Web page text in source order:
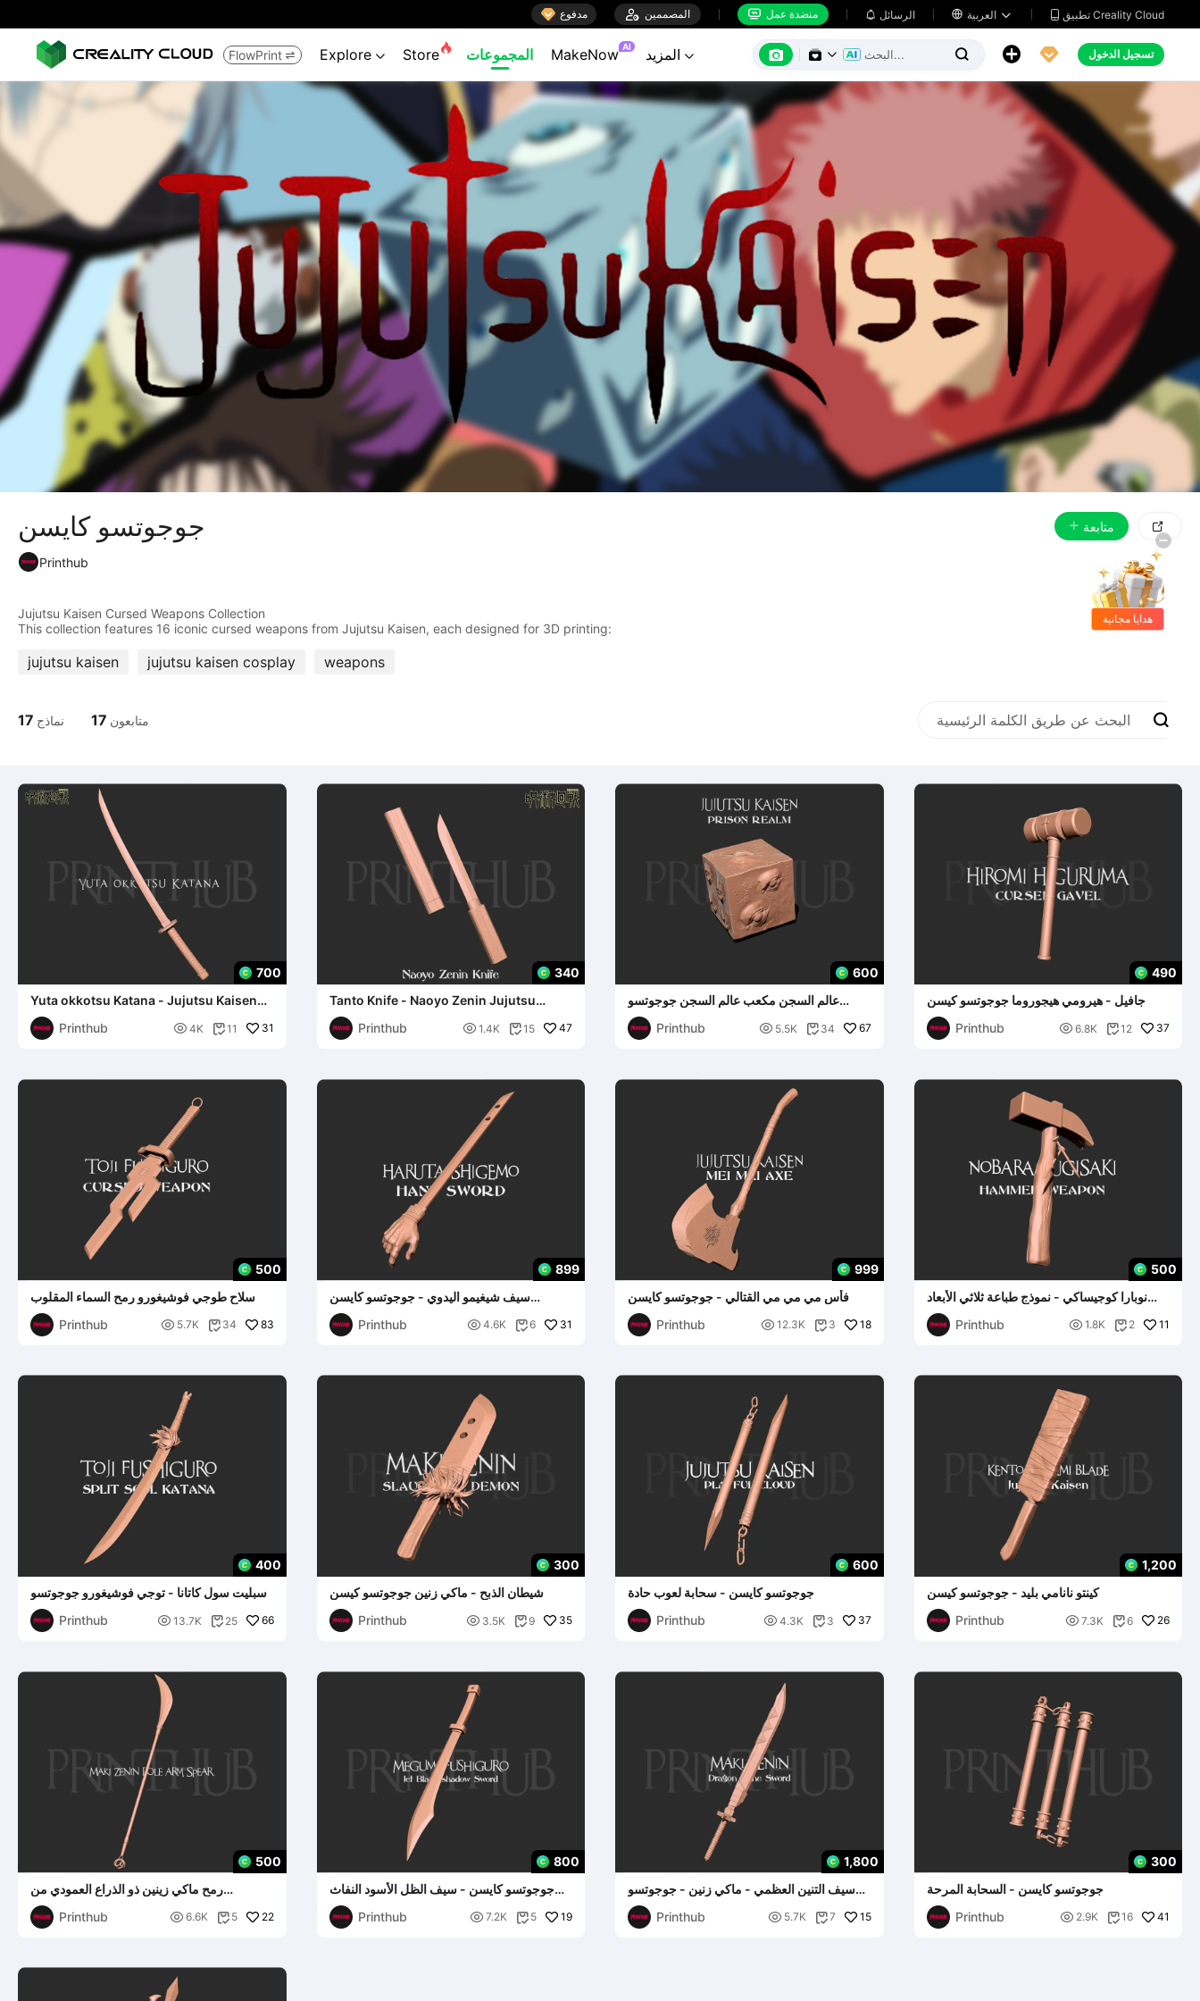
 مدفوع  المصممين  منضدة عمل  الرسائل    تطبيق Creality Cloud
FlowPrint  Explore  Store المجموعات MakeNow AI
      تسجيل الدخول
جوجوتسو كايسن متابعة 
Printhub
Jujutsu Kaisen Cursed Weapons Collection
jujutsu kaisen jujutsu kaisen cosplay weapons
17 نماذج 17 متابعون 
700
Yuta okkotsu Katana - Jujutsu Kaisen
3d print model
Printhub
 4K 11 31
340
Tanto Knife - Naoyo Zenin Jujutsu
Kaisen
Printhub
 1.4K 15 47
600
عالم السجن مكعب عالم السجن جوجوتسو
كيسن
Printhub
 5.5K  34 67
490
جافيل - هيرومي هيجوروما جوجوتسو كيسن
Printhub
 6.8K 12 37
500
سلاح طوجي فوشيغورو رمح السماء المقلوب
Printhub
 5.7K  34 83
899
سيف شيغيمو اليدوي - جوجوتسو كايسن
كوسبلاي
Printhub
 4.6K 6 31
999
فأس مي مي مي القتالي - جوجوتسو كايسن
Printhub
 12.3K  3 18
500
نوبارا كوجيساكي - نموذج طباعة ثلاثي الأبعاد
للمطرقة الملعونة
Printhub
 1.8K  2 11
400
سبليت سول كاتانا - توجي فوشيغورو جوجوتسو
كيسن
Printhub
 13.7K  25 66
300
شيطان الذبح - ماكي زنين جوجوتسو كيسن
Printhub
 3.5K 9 35
600
جوجوتسو كايسن - سحابة لعوب حادة
Printhub
 4.3K  3 37
1,200
كينتو نانامي بليد - جوجوتسو كيسن
Printhub
 7.3K 6 26
500
رمح ماكي زينين ذو الذراع العمودي من
جوجوتسو كيسن
Printhub
 6.6K  5 22
800
جوجوتسو كايسن - سيف الظل الأسود النفاث
ميجومي فوشيغورو
Printhub
 7.2K  5 19
1,800
سيف التنين العظمي - ماكي زنين - جوجوتسو
كيسن كوسبلاي
Printhub
 5.7K 7 15
300
جوجوتسو كايسن - السحابة المرحة
Printhub
 2.9K 16 41
هدايا مجانية